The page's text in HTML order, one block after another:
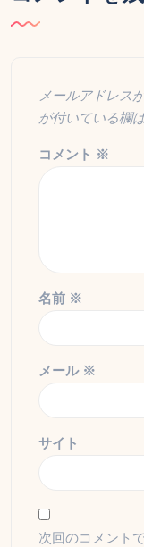
メールアドレス
が付いている欄
コメント ※
名前 ※
メール ※
サイト
次回のコメント